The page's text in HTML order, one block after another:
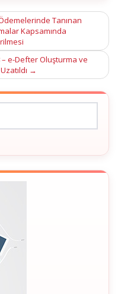
Tanınan
Kapsamında
e-Defter Oluşturma ve
→